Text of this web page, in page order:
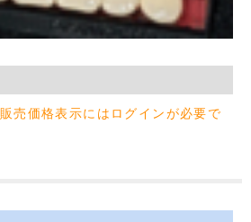
販売価格表示にはログインが必要で